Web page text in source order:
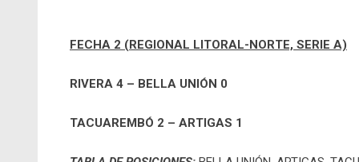
FECHA 2 (REGIONAL LITORAL-NORTE, SERIE A)
RIVERA 4 – BELLA UNIÓN 0
TACUAREMBÓ 2 – ARTIGAS 1